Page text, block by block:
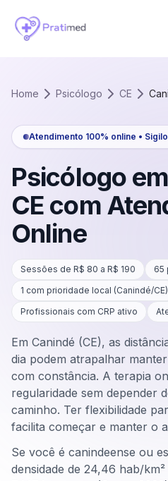
Home Psicólogo CE
Atendimento 100% online •
Psicólogo em
CE com
Online
Sessões de R$ 80 a R$ 190 65
1 com prioridade local (Canindé/CE)
Profissionais com CRP ativo
Em Canindé (CE), as
dia podem atrapalhar
com constância. A terapia
regularidade sem depender
caminho. Ter flexibilidade
facilita começar e manter o
Se você é canindeense ou
densidade de 24,46 hab/